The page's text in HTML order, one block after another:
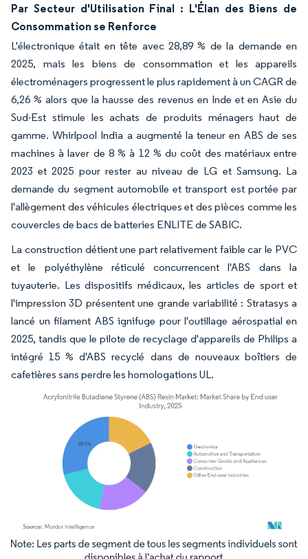
Par Secteur d'Utilisation Final : L'Élan des Biens de
Consommation se Renforce
L'électronique était en tête avec 28,89 % de la demande en
2025, mais les biens de consommation et les appareils
électroménagers progressent le plus rapidement à un CAGR de
6,26 % alors que la hausse des revenus en Inde et en Asie du
Sud-Est stimule les achats de produits ménagers haut de
gamme. Whirlpool India a augmenté la teneur en ABS de ses
machines à laver de 8 % à 12 % du coût des matériaux entre
2023 et 2025 pour rester au niveau de LG et Samsung. La
demande du segment automobile et transport est portée par
l'allègement des véhicules électriques et des pièces comme les
couvercles de bacs de batteries ENLITE de SABIC.
La construction détient une part relativement faible car le PVC
et le polyéthylène réticulé concurrencent l'ABS dans la
tuyauterie. Les dispositifs médicaux, les articles de sport et
l'impression 3D présentent une grande variabilité : Stratasys a
lancé un filament ABS ignifuge pour l'outillage aérospatial en
2025, tandis que le pilote de recyclage d'appareils de Philips a
intégré 15 % d'ABS recyclé dans de nouveaux boîtiers de
cafetières sans perdre les homologations UL.
Image © Mordor Intelligence. La réutilisation nécessite une attribution sous CC BY